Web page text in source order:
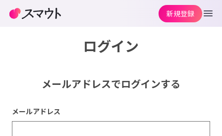
ログイン
メールアドレスでログインする
メールアドレス
新規登録